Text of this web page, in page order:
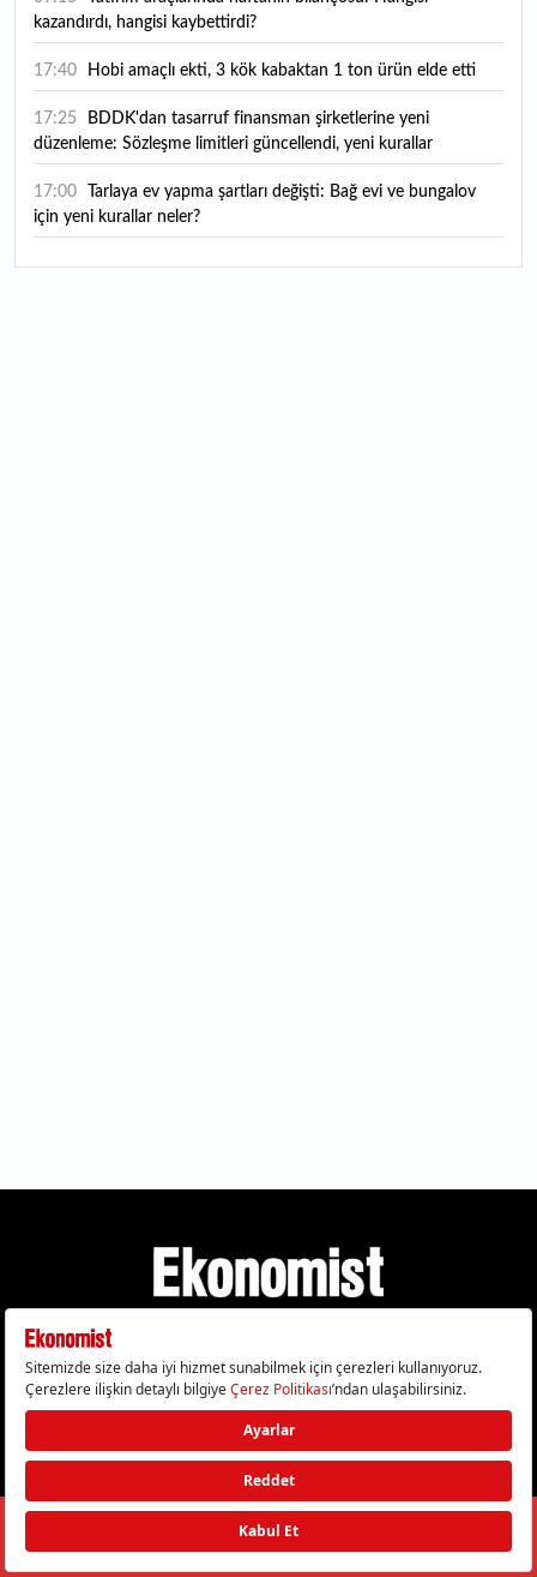
kazandırdı, hangisi kaybettirdi?
17:40 Hobi amaçlı ekti, 3 kök kabaktan 1 ton ürün elde etti
17:25
düzenleme: Sözleşme limitleri güncellendi, yeni kurallar
yürürlüğe girdi
17:00
için yeni kurallar neler?
16:35 THY Temmuz rakamlarını açıkladı: Yolcu sayısı yüzde 5,4
Gizlilik Politikası Çerez Politikası Çerezleri Sıfırla
KVKK Metni Künye İletişim
© 2026 Ekonomist - Tüm hakları saklıdır.